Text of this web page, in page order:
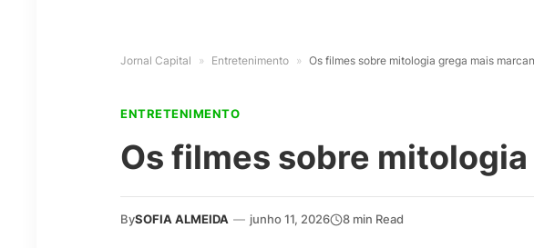
Jornal Capital » Entretenimento » Os filmes sobre mitologia grega mais
ENTRETENIMENTO
Os filmes sobre
BySOFIA ALMEIDA — junho 11, 2026 8 min Read